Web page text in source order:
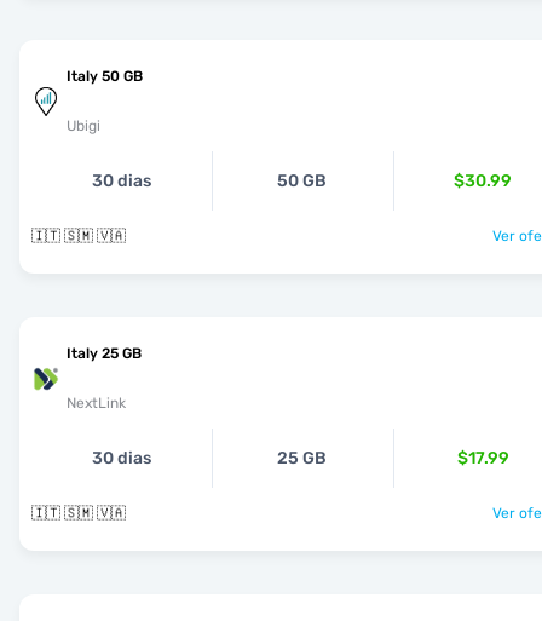
Italy 50 GB
Ubigi
30 dias 50 GB $30.99
🇮🇹 🇸🇲 🇻🇦 Ver
Italy 25 GB
NextLink
30 dias 25 GB $17.99
🇮🇹 🇸🇲 🇻🇦 Ver